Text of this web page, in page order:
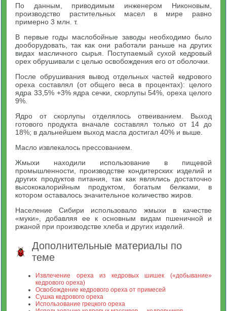
По данным, приводимым инженером Никоновым,
производство растительных масел в мире равно
примерно 3 млн. т.
В первые годы маслобойные заводы необходимо было
дооборудовать, так как они работали раньше на других
видах масличного сырья. Поступаемый сухой кедровый
орех обрушивали с целью освобождения его от оболочки.
После обрушивания вывод отдельных частей кедрового
ореха составлял (от общего веса в процентах): целого
ядра 33,5% +3% ядра сечки, скорлупы 54%, ореха целого
9%.
Ядро от скорлупы отделялось отвеиванием. Выход
готового продукта вначале составлял только от 14 до
18%; в дальнейшем выход масла достигал 40% и выше.
Масло извлекалось прессованием.
Жмыхи находили использование в пищевой
промышленности, производстве кондитерских изделий и
других продуктов питания, так как являлись достаточно
высококалорийным продуктом, богатым белками, в
котором оставалось значительное количество жиров.
Население Сибири использовало жмыхи в качестве
«муки», добавляя ее к основным видам пшеничной и
ржаной при производстве хлеба и других изделий.
Дополнительные материалы по
теме
Извлечение ореха из кедровых шишек («добывание»
кедрового ореха)
Освобождение кедрового ореха от примесей
Сушка кедрового ореха
Использование грецкого ореха